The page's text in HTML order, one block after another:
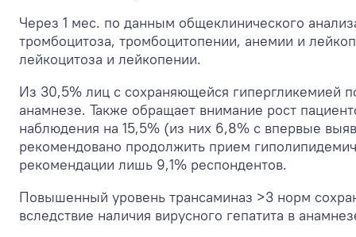
Через 1 мес. по данным общеклинического
тромбоцитоза, тромбоцитопении, анемии и
лейкоцитоза и лейкопении.
Из 30,5% лиц с сохраняющейся гипергликемией
анамнезе. Также обращает внимание рост
наблюдения на 15,5% (из них 6,8% с впервые
рекомендовано продолжить прием
рекомендации лишь 9,1% респондентов.
Повышенный уровень трансаминаз >3 норм
вследствие наличия вирусного гепатита в